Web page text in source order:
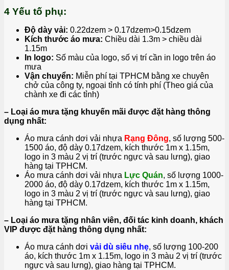
4 Yếu tố phụ:
Độ dày vải: 0.22dzem > 0.17dzem>0.15dzem
Kích thước áo mưa: Chiều dài 1.3m > chiều dài
1.15m
In logo: Số màu của logo, số vị trí cần in logo trên áo
mưa
Vận chuyển: Miễn phí tại TPHCM bằng xe chuyên
chở của công ty, ngoại tỉnh có tính phí (Theo giá của
chành xe đi các tỉnh)
– Loại áo mưa tặng khuyến mãi được đặt hàng thông
dụng nhất:
Áo mưa cánh dơi vải nhựa Rạng Đông, số lượng 500-
1500 áo, độ dày 0.17dzem, kích thước 1m x 1.15m,
logo in 3 màu 2 vị trí (trước ngực và sau lưng), giao
hàng tại TPHCM.
Áo mưa cánh dơi vải nhựa Lực Quán, số lượng 1000-
2000 áo, độ dày 0.17dzem, kích thước 1m x 1.15m,
logo in 3 màu 2 vị trí (trước ngực và sau lưng), giao
hàng tại TPHCM.
– Loại áo mưa tặng nhân viên, đối tác kinh doanh, khách
VIP được đặt hàng thông dụng nhất:
Áo mưa cánh dơi vải dù siêu nhẹ, số lượng 100-200
áo, kích thước 1m x 1.15m, logo in 3 màu 2 vị trí (trước
ngực và sau lưng), giao hàng tại TPHCM.